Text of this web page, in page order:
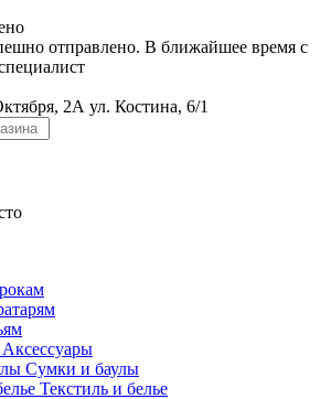
отправлено. В ближайшее время с
2А ул. Костина, 6/1
Аксессуары
Сумки и баулы
Текстиль и белье